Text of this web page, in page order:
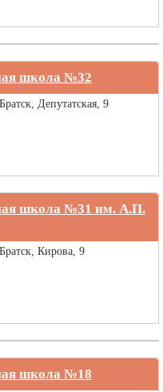
школа №32
Депутатская, 9
школа №31 им. А.П.
Кирова, 9
школа №18